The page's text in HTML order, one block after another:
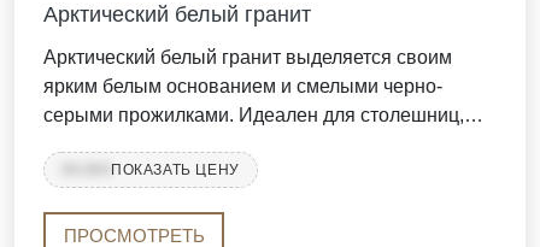
Арктический белый гранит
Арктический белый гранит выделяется своим
ярким белым основанием и смелыми черно-
серыми прожилками. Идеален для столешниц,
элегантность с долговечной прочностью.
ПОКАЗАТЬ ЦЕНУ
ПРОСМОТРЕТЬ